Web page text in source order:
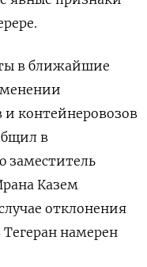
в ближайшие
и контейнеровозов
в
​заместитель
Казем
отклонения
намерен